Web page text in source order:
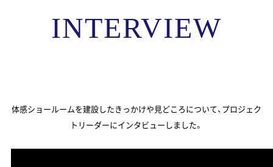
INTERVIEW
体感ショールームを建設したきっかけや見どころについて、プロジェク
トリーダーにインタビューしました。